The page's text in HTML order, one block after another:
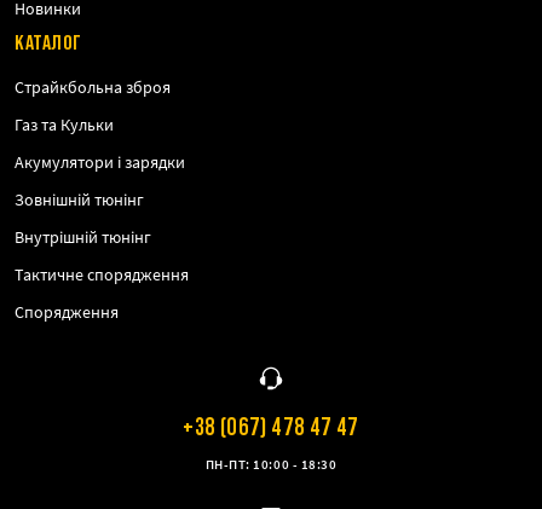
Новинки
КАТАЛОГ
Страйкбольна зброя
Газ та Кульки
Акумулятори і зарядки
Зовнішній тюнінг
Внутрішній тюнінг
Тактичне спорядження
Спорядження
+38 (067) 478 47 47
ПН-ПТ: 10:00 - 18:30